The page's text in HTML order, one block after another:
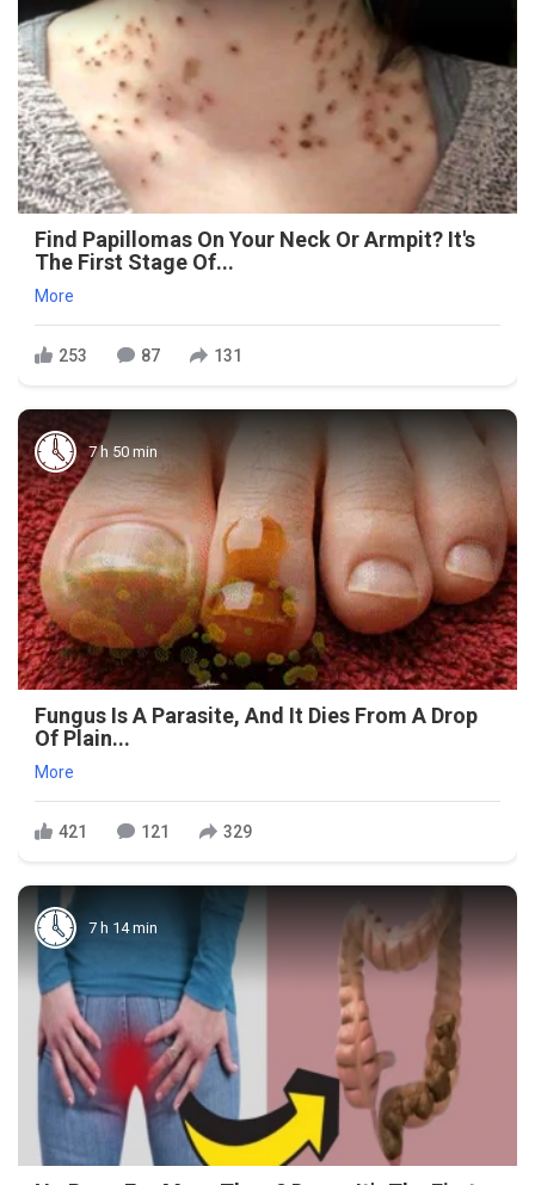
Find Papillomas On Your Neck Or Armpit? It's
The First Stage Of...
More
253 87 131
7 h 50 min
Fungus Is A Parasite, And It Dies From A Drop
Of Plain...
More
421 121 329
7 h 14 min